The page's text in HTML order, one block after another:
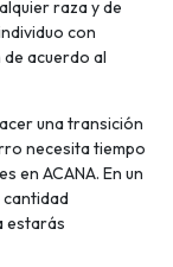
raza y de
con
acuerdo al
una transición
necesita tiempo
en ACANA. En un
cantidad
estarás